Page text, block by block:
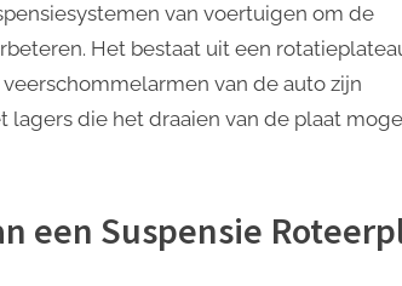
de
Suspensie
Roteerplaat
van voertuigen om de
Het bestaat uit een
van de auto zijn
lagers die het draaien van de plaat
een Suspensie